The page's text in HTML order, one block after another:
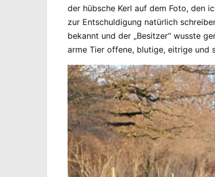
der hübsche Kerl auf dem Foto, den
zur Entschuldigung natürlich
bekannt und der „Besitzer“ wusste
arme Tier offene, blutige, eitrige und